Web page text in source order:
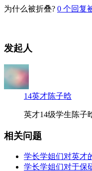
为什么被折叠? 0 个回复
发起人
14英才陈子晗
英才14级学生陈子
相关问题
学长学姐们对英才
学长学姐们对于保